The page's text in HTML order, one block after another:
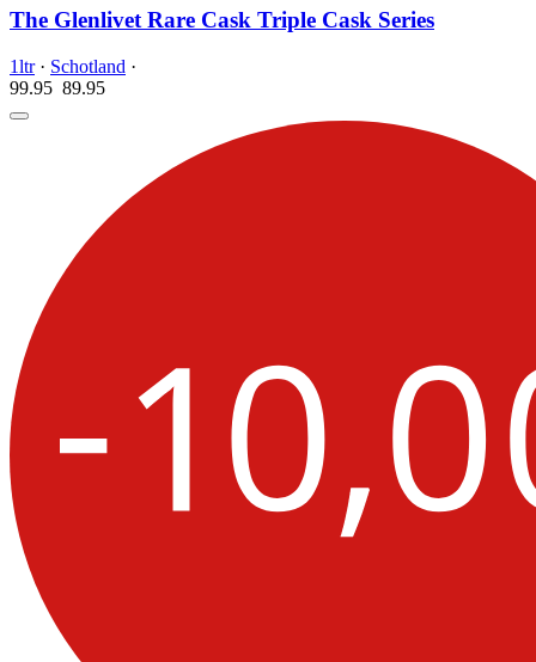
The Glenlivet Rare Cask Triple Cask Series
1ltr· Schotland ·
99.95 89.95